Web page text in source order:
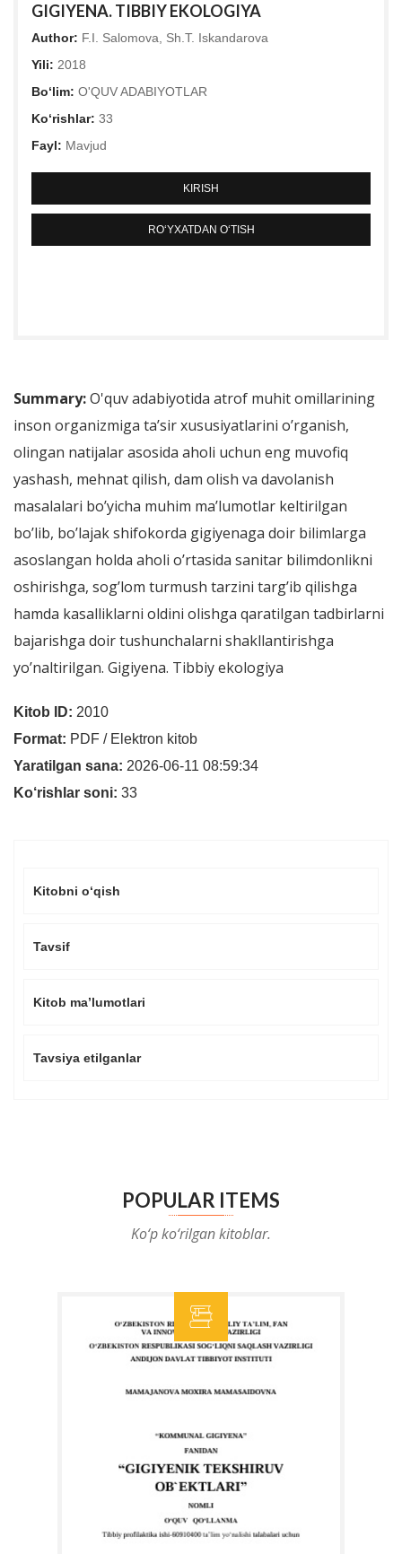
GIGIYENA. TIBBIY EKOLOGIYA
Author: F.I. Salomova, Sh.T. Iskandarova
Yili: 2018
Bo‘lim: O'QUV ADABIYOTLAR
Ko‘rishlar: 33
Fayl: Mavjud
KIRISH
RO‘YXATDAN O‘TISH
Summary:O'quv adabiyotida atrof muhit omillarining
inson organizmiga ta’sir xususiyatlarini o’rganish,
olingan natijalar asosida aholi uchun eng muvofiq
yashash, mehnat qilish, dam olish va davolanish
masalalari bo’yicha muhim ma’lumotlar keltirilgan
bo’lib, bo’lajak shifokorda gigiyenaga doir bilimlarga
asoslangan holda aholi o’rtasida sanitar bilimdonlikni
oshirishga, sog’lom turmush tarzini targ’ib qilishga
hamda kasalliklarni oldini olishga qaratilgan tadbirlarni
bajarishga doir tushunchalarni shakllantirishga
yo’naltirilgan. Gigiyena. Tibbiy ekologiya
Kitob ID: 2010
Format: PDF / Elektron kitob
Yaratilgan sana: 2026-06-11 08:59:34
Ko‘rishlar soni: 33
Kitobni o‘qish
Tavsif
Kitob ma’lumotlari
Tavsiya etilganlar
POPULAR ITEMS
Ko‘p ko‘rilgan kitoblar.